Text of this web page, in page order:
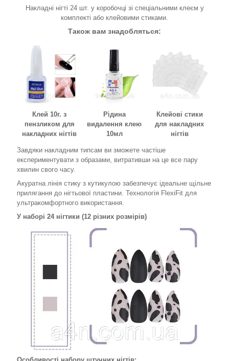
Накладні нігті 24 шт. у коробочці зі спеціальними клеєм у
комплекті або клейовими стиками.
Також вам знадобляться:
Клей 10г. з
пензликом для
накладних нігтів
Рідина
видалення клею
10мл
Клейові стики
для накладних
нігтів
Завдяки накладним типсам ви зможете частіше
експериментувати з образами, витративши на це все пару
хвилин свого часу.
Акуратна лінія стику з кутикулою забезпечує ідеальне щільне
прилягання до нігтьової пластини. Технологія FlexiFit для
ультракомфортного використання.
У наборі 24 нігтики (12 різних розмірів)